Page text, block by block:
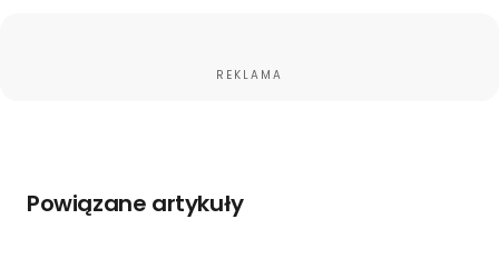
REKLAMA
Powiązane artykuły